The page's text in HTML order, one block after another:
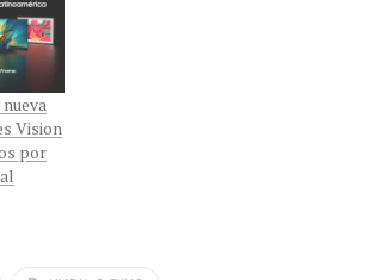
Vision
por